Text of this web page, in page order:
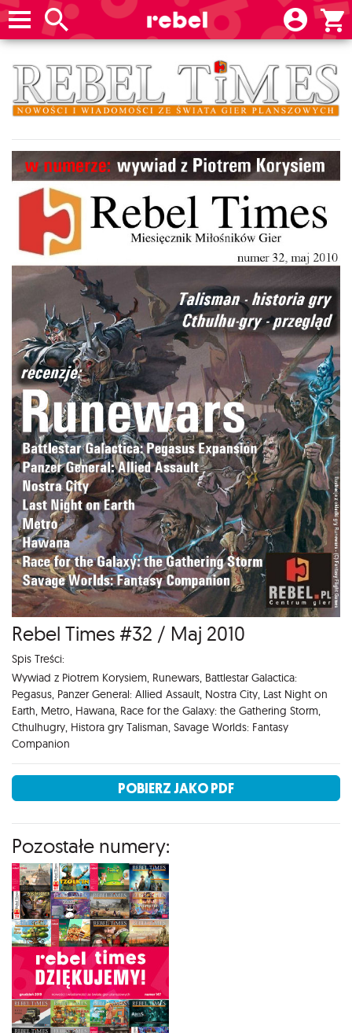
Rebel Times #32 / Maj 2010
Spis Treści:
Wywiad z Piotrem Korysiem, Runewars, Battlestar Galactica:
Pegasus, Panzer General: Allied Assault, Nostra City, Last Night on
Earth, Metro, Hawana, Race for the Galaxy: the Gathering Storm,
Cthulhugry, Histora gry Talisman, Savage Worlds: Fantasy
Companion
POBIERZ JAKO PDF
Pozostałe numery: